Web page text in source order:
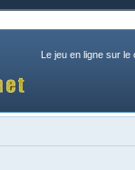
Le jeu en ligne sur le